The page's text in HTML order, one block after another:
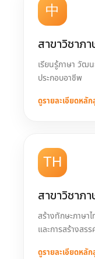
中
สาขาวิชาภ
เรียนรู้ภาษา วัฒ
ประกอบอาชีพ
ดูรายละเอียดหลั
TH
สาขาวิชาภา
สร้างทักษะภาษา
และการสร้างสรร
ดูรายละเอียดหลั